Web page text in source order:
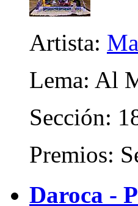
Artista:
Lema: Al
Sección:
Premios:
Daroca -